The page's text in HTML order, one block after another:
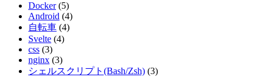
Docker (5)
Android (4)
自転車 (4)
Svelte (4)
css (3)
nginx (3)
シェルスクリプト(Bash/Zsh) (3)